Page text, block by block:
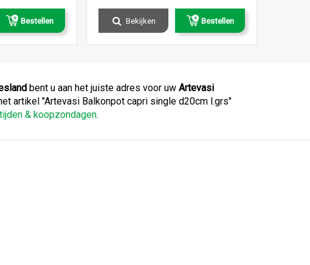
Bestellen Bekijken Bestellen
bent u aan het juiste adres voor uw Artevasi
artikel "Artevasi Balkonpot capri single d20cm l.grs"
& koopzondagen.